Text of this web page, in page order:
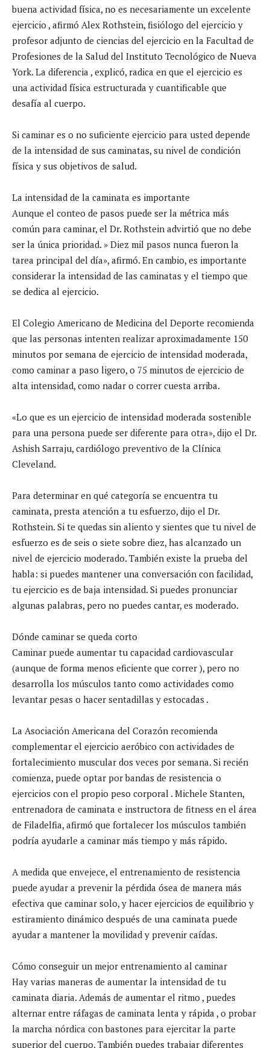
buena actividad física, no es necesariamente un excelente
ejercicio , afirmó Alex Rothstein, fisiólogo del ejercicio y
profesor adjunto de ciencias del ejercicio en la Facultad de
Profesiones de la Salud del Instituto Tecnológico de Nueva
York. La diferencia , explicó, radica en que el ejercicio es
una actividad física estructurada y cuantificable que
desafía al cuerpo.
Si caminar es o no suficiente ejercicio para usted depende
de la intensidad de sus caminatas, su nivel de condición
física y sus objetivos de salud.
La intensidad de la caminata es importante
Aunque el conteo de pasos puede ser la métrica más
común para caminar, el Dr. Rothstein advirtió que no debe
ser la única prioridad. » Diez mil pasos nunca fueron la
tarea principal del día», afirmó. En cambio, es importante
considerar la intensidad de las caminatas y el tiempo que
se dedica al ejercicio.
El Colegio Americano de Medicina del Deporte recomienda
que las personas intenten realizar aproximadamente 150
minutos por semana de ejercicio de intensidad moderada,
como caminar a paso ligero, o 75 minutos de ejercicio de
alta intensidad, como nadar o correr cuesta arriba.
«Lo que es un ejercicio de intensidad moderada sostenible
para una persona puede ser diferente para otra», dijo el Dr.
Ashish Sarraju, cardiólogo preventivo de la Clínica
Cleveland.
Para determinar en qué categoría se encuentra tu
caminata, presta atención a tu esfuerzo, dijo el Dr.
Rothstein. Si te quedas sin aliento y sientes que tu nivel de
esfuerzo es de seis o siete sobre diez, has alcanzado un
nivel de ejercicio moderado. También existe la prueba del
habla: si puedes mantener una conversación con facilidad,
tu ejercicio es de baja intensidad. Si puedes pronunciar
algunas palabras, pero no puedes cantar, es moderado.
Dónde caminar se queda corto
Caminar puede aumentar tu capacidad cardiovascular
(aunque de forma menos eficiente que correr ), pero no
desarrolla los músculos tanto como actividades como
levantar pesas o hacer sentadillas y estocadas .
La Asociación Americana del Corazón recomienda
complementar el ejercicio aeróbico con actividades de
fortalecimiento muscular dos veces por semana. Si recién
comienza, puede optar por bandas de resistencia o
ejercicios con el propio peso corporal . Michele Stanten,
entrenadora de caminata e instructora de fitness en el área
de Filadelfia, afirmó que fortalecer los músculos también
podría ayudarle a caminar más tiempo y más rápido.
A medida que envejece, el entrenamiento de resistencia
puede ayudar a prevenir la pérdida ósea de manera más
efectiva que caminar solo, y hacer ejercicios de equilibrio y
estiramiento dinámico después de una caminata puede
ayudar a mantener la movilidad y prevenir caídas.
Cómo conseguir un mejor entrenamiento al caminar
Hay varias maneras de aumentar la intensidad de tu
caminata diaria. Además de aumentar el ritmo , puedes
alternar entre ráfagas de caminata lenta y rápida , o probar
la marcha nórdica con bastones para ejercitar la parte
superior del cuerpo. También puedes trabajar diferentes